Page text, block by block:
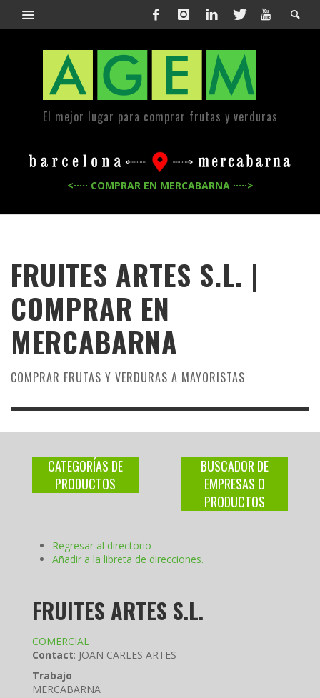
El mejor lugar para comprar frutas y verduras
<····· COMPRAR EN MERCABARNA ·····>
FRUITES ARTES S.L. |
COMPRAR EN
MERCABARNA
COMPRAR FRUTAS Y VERDURAS A MAYORISTAS
CATEGORÍAS DE
PRODUCTOS
BUSCADOR DE
EMPRESAS O
PRODUCTOS
Regresar al directorio
Añadir a la libreta de direcciones.
FRUITES ARTES S.L.
COMERCIAL
Contact: JOAN CARLES ARTES
Trabajo
MERCABARNA